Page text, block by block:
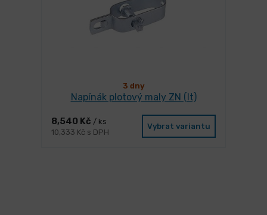
3 dny
Napínák plotový maly ZN (lt)
8,540 Kč / ks
10,333 Kč s DPH
Vybrat variantu